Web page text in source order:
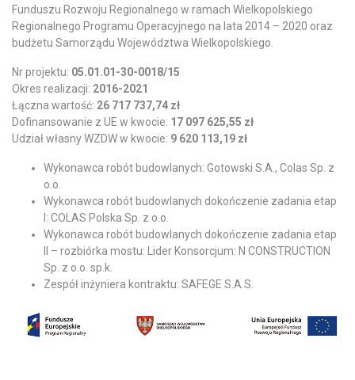
Funduszu Rozwoju Regionalnego w ramach Wielkopolskiego
Regionalnego Programu Operacyjnego na lata 2014 – 2020 oraz
budżetu Samorządu Województwa Wielkopolskiego.
Nr projektu: 05.01.01-30-0018/15
Okres realizacji: 2016-2021
Łączna wartość: 26 717 737,74 zł
Dofinansowanie z UE w kwocie: 17 097 625,55 zł
Udział własny WZDW w kwocie: 9 620 113,19 zł
Wykonawca robót budowlanych: Gotowski S.A., Colas Sp. z
o.o.
Wykonawca robót budowlanych dokończenie zadania etap
I: COLAS Polska Sp. z o.o.
Wykonawca robót budowlanych dokończenie zadania etap
II – rozbiórka mostu: Lider Konsorcjum: N CONSTRUCTION
Sp. z o.o. sp.k.
Zespół inżyniera kontraktu: SAFEGE S.A.S.